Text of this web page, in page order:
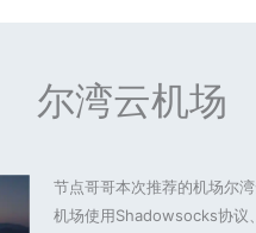
尔湾云机场
节点哥哥本次推荐的机场尔
机场使用Shadowsocks协议